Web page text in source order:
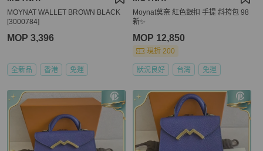
MOYNAT WALLET BROWN BLACK
[3000784]
MOP 3,396
全新品 香港 免運
Moynat莫奈 紅色銀扣 手提 斜挎包 98
新✨️
MOP 12,850
現折 200
狀況良好 台灣 免運